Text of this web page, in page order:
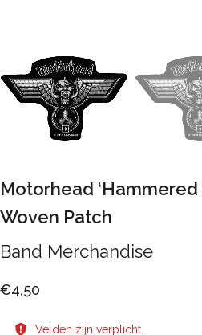
Motorhead ‘Hammered
Woven Patch
Band Merchandise
€4,50
Velden zijn verplicht.